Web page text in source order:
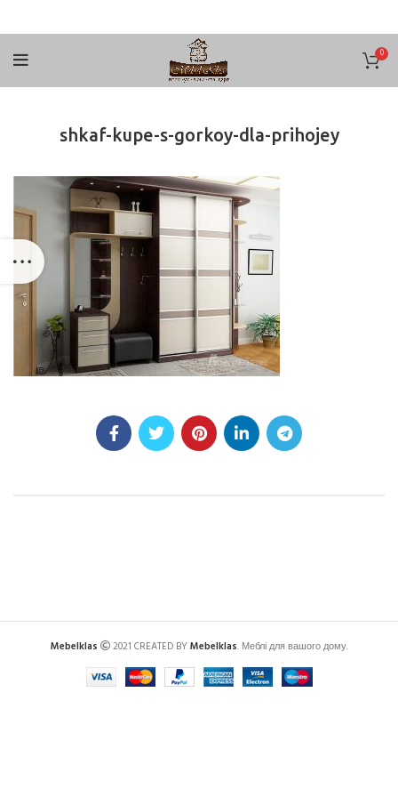
0
shkaf-kupe-s-gorkoy-dla-prihojey
Mebelklas 2021 CREATED BYMebelklas. Меблі для вашого дому.